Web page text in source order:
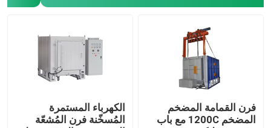
فرن القمامة المضخم
المضخم 1200C مع باب
الكهرباء المستمرة
المُسخّنة فرن المُشعّة